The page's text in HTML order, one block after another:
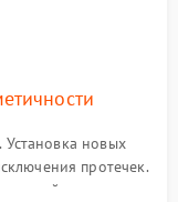
новых
протечек.
системы,